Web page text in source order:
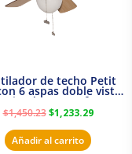
de techo Petit
6 aspas doble vista
Satinado Masterfan
$1,450.23 $1,233.29
Añadir al carrito